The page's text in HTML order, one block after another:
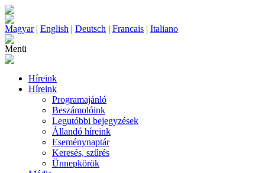
Magyar| English | Deutsch | Francais | Italiano
Menü
Híreink
Híreink
Programajánló
Beszámolóink
Legutóbbi bejegyzések
Állandó híreink
Eseménynaptár
Keresés, szűrés
Ünnepkörök